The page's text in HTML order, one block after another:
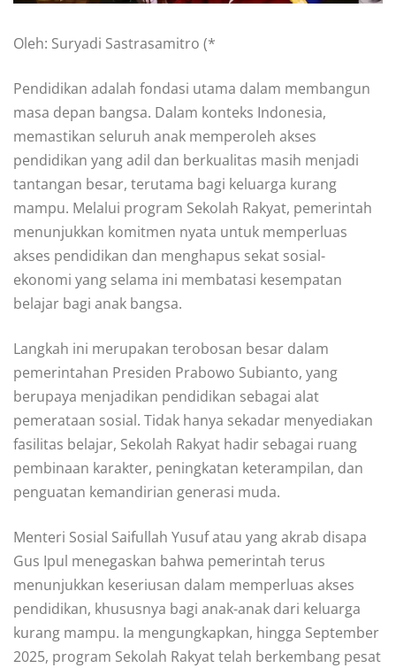
Oleh: Suryadi Sastrasamitro (*
Pendidikan adalah fondasi utama dalam membangun
masa depan bangsa. Dalam konteks Indonesia,
memastikan seluruh anak memperoleh akses
pendidikan yang adil dan berkualitas masih menjadi
tantangan besar, terutama bagi keluarga kurang
mampu. Melalui program Sekolah Rakyat, pemerintah
menunjukkan komitmen nyata untuk memperluas
akses pendidikan dan menghapus sekat sosial-
ekonomi yang selama ini membatasi kesempatan
belajar bagi anak bangsa.
Langkah ini merupakan terobosan besar dalam
pemerintahan Presiden Prabowo Subianto, yang
berupaya menjadikan pendidikan sebagai alat
pemerataan sosial. Tidak hanya sekadar menyediakan
fasilitas belajar, Sekolah Rakyat hadir sebagai ruang
pembinaan karakter, peningkatan keterampilan, dan
penguatan kemandirian generasi muda.
Menteri Sosial Saifullah Yusuf atau yang akrab disapa
Gus Ipul menegaskan bahwa pemerintah terus
menunjukkan keseriusan dalam memperluas akses
pendidikan, khususnya bagi anak-anak dari keluarga
kurang mampu. Ia mengungkapkan, hingga September
2025, program Sekolah Rakyat telah berkembang pesat